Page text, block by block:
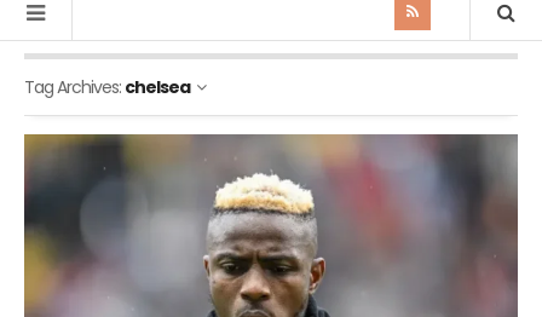
Tag Archives: chelsea